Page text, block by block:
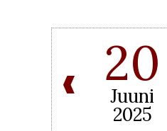
20
Juuni
2025